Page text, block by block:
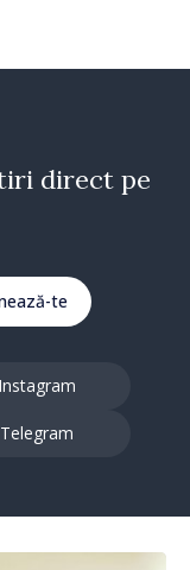
direct pe
te
Instagram
Telegram